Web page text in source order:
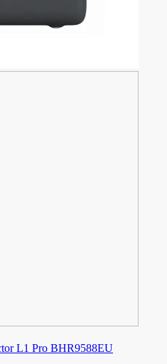
L1 Pro BHR9588EU